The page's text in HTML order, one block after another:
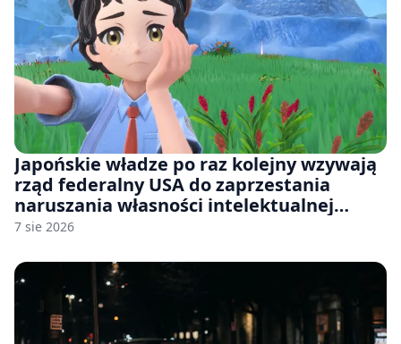
Japońskie władze po raz kolejny wzywają
rząd federalny USA do zaprzestania
naruszania własności intelektualnej
japońskich gier i anime
7 sie 2026